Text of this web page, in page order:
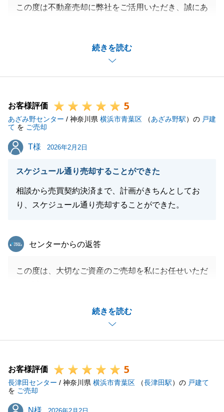
続きを読む
この度は不動産売却に弊社をご活用いただき、誠にあ
の場を借りて御礼をさせて頂きます。
ご相談から取引完了まで、私の至らない点により、ご
心労をかけてしまったと存じますが、大事なご資産の
今後に関してもご不明点含め、お気軽にご相談頂けれ
ばと存じます。
お客様評価 5
あざみ野センター / 神奈川県 横浜市青葉区 （あざみ野駅）の 戸建
て を ご売却
T様
T様 2026年2月2日
スケジュール通り売却することができた
相談から売買契約決済まで、計画がきちんとしてお
り、スケジュール通り売却することができた。
続きを読む
東急リバブル
センターからの返答
この度は、大切なご資産のご売却を私にお任せいただ
かと存じますが、最後までお任せくださったことに心
無事にお引渡しの日を迎えられ、私も自分のことのよ
測量などの細かなお手続きにも快くご協力いただけた
おかげで、スムーズにお引渡しを終えることができま
した。
お客様評価 5
長津田センター / 神奈川県 横浜市青葉区 （長津田駅）の 戸建て
を ご売却
N様
N様